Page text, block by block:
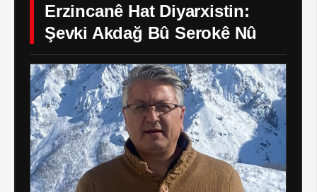
Erzincanê Hat Diyarxistin:
Şevki Akdağ Bû Serokê Nû